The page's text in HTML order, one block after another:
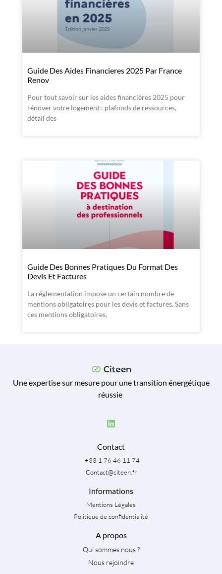
Guide Des Aides Financieres 2025 Par France
Renov
Pour tout savoir sur les aides financières 2025 pour
rénover votre logement : plafonds de ressources,
détail des
Guide Des Bonnes Pratiques Du Format Des
Devis Et Factures
La réglementation impose un certain nombre de
mentions obligatoires pour les devis et factures. Sans
ces mentions obligatoires,
Une expertise sur mesure pour une transition énergétique
réussie
Contact
+33 1 76 46 11 74
Contact@citeen.fr
Informations
Mentions Légales
Politique de confidentialité
A propos
Qui sommes nous ?
Nous rejoindre